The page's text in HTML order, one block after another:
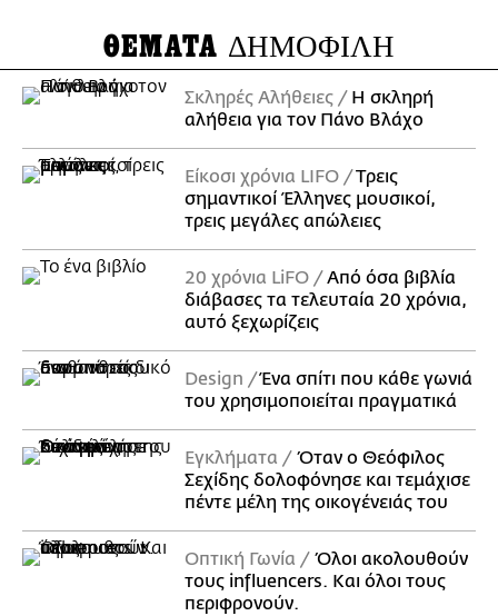
ΘΕΜΑΤΑ ΔΗΜΟΦΙΛΗ
Σκληρές Αλήθειες
H σκληρή
αλήθεια για τον Πάνο Βλάχο
Είκοσι χρόνια LIFO
Tρεις
σημαντικοί Έλληνες μουσικοί,
τρεις μεγάλες απώλειες
20 χρόνια LiFO
Από όσα βιβλία
διάβασες τα τελευταία 20 χρόνια,
αυτό ξεχωρίζεις
Design
Ένα σπίτι που κάθε γωνιά
του χρησιμοποιείται πραγματικά
Εγκλήματα
Όταν ο Θεόφιλος
Σεχίδης δολοφόνησε και τεμάχισε
πέντε μέλη της οικογένειάς του
Οπτική Γωνία
Όλοι ακολουθούν
τους influencers. Και όλοι τους
περιφρονούν.